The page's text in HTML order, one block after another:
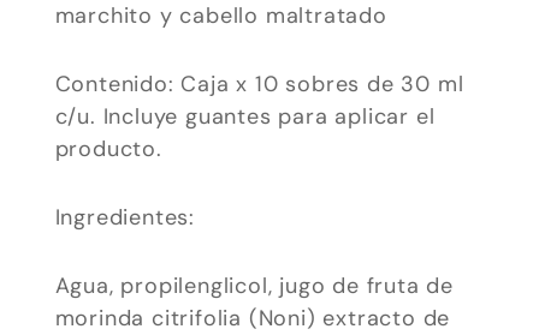
marchito y cabello maltratado
Contenido: Caja x 10 sobres de 30 ml
c/u. Incluye guantes para aplicar el
producto.
Ingredientes:
Agua, propilenglicol, jugo de fruta de
morinda citrifolia (Noni) extracto de